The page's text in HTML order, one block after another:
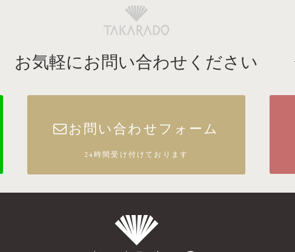
お気軽にお問い合わせください
お問い合わせフォーム
24時間受け付けております